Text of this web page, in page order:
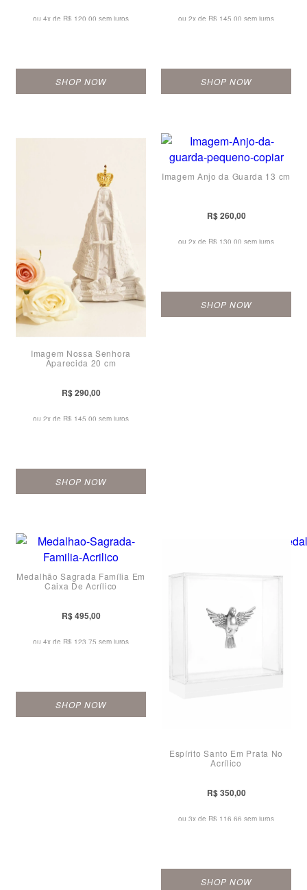
ou 4x de R$ 120,00 sem juros
SHOP NOW
ou 2x de R$ 145,00 sem juros
SHOP NOW
Imagem Nossa Senhora
Aparecida 20 cm
R$ 290,00
ou 2x de R$ 145,00 sem juros
SHOP NOW
Imagem Anjo da Guarda 13 cm
R$ 260,00
ou 2x de R$ 130,00 sem juros
SHOP NOW
Medalhão Sagrada Família Em
Caixa De Acrílico
R$ 495,00
ou 4x de R$ 123,75 sem juros
SHOP NOW
Espírito Santo Em Prata No
Acrílico
R$ 350,00
ou 3x de R$ 116,66 sem juros
SHOP NOW